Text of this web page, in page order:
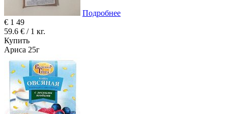
Подробнее
€ 1 49
59.6 € / 1 кг.
Купить
Ариса 25г